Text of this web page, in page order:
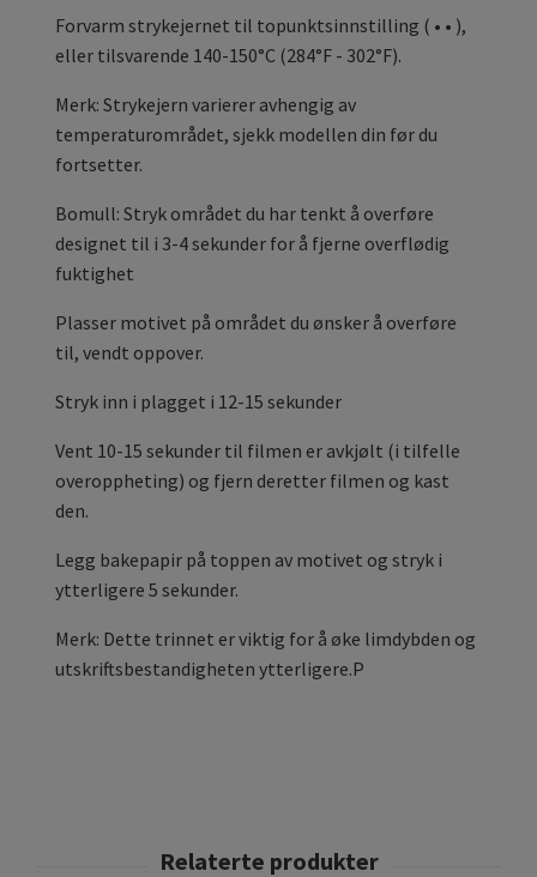
Forvarm strykejernet til topunktsinnstilling ( • • ),
eller tilsvarende 140-150°C (284°F - 302°F).
Merk: Strykejern varierer avhengig av
temperaturområdet, sjekk modellen din før du
fortsetter.
Bomull: Stryk området du har tenkt å overføre
designet til i 3-4 sekunder for å fjerne overflødig
fuktighet
Plasser motivet på området du ønsker å overføre
til, vendt oppover.
Stryk inn i plagget i 12-15 sekunder
Vent 10-15 sekunder til filmen er avkjølt (i tilfelle
overoppheting) og fjern deretter filmen og kast
den.
Legg bakepapir på toppen av motivet og stryk i
ytterligere 5 sekunder.
Merk: Dette trinnet er viktig for å øke limdybden og
utskriftsbestandigheten ytterligere.P